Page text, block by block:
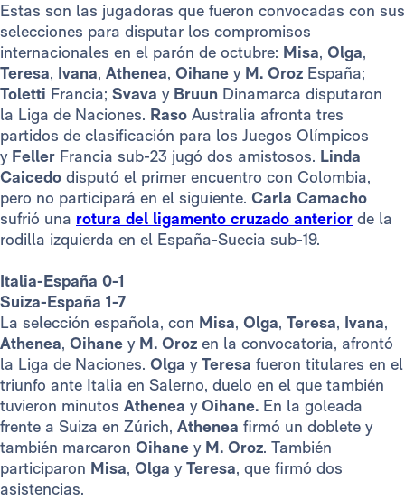
Estas son las jugadoras que fueron convocadas con sus
selecciones para disputar los compromisos
internacionales en el parón de octubre: Misa, Olga,
Teresa, Ivana, Athenea, Oihane y M. Oroz España;
Toletti Francia; Svava y Bruun Dinamarca disputaron
la Liga de Naciones. Raso Australia afronta tres
partidos de clasificación para los Juegos Olímpicos
y Feller Francia sub-23 jugó dos amistosos. Linda
Caicedo disputó el primer encuentro con Colombia,
pero no participará en el siguiente. Carla Camacho
sufrió una rotura del ligamento cruzado anterior de la
rodilla izquierda en el España-Suecia sub-19.
Italia-España 0-1
Suiza-España 1-7
La selección española, con Misa, Olga, Teresa, Ivana,
Athenea, Oihane y M. Oroz en la convocatoria, afrontó
la Liga de Naciones. Olga yTeresa fueron titulares en el
triunfo ante Italia en Salerno, duelo en el que también
tuvieron minutos Athenea yOihane. En la goleada
frente a Suiza en Zúrich, Athenea firmó un doblete y
también marcaron Oihane yM. Oroz. También
participaron Misa, Olga yTeresa, que firmó dos
asistencias.